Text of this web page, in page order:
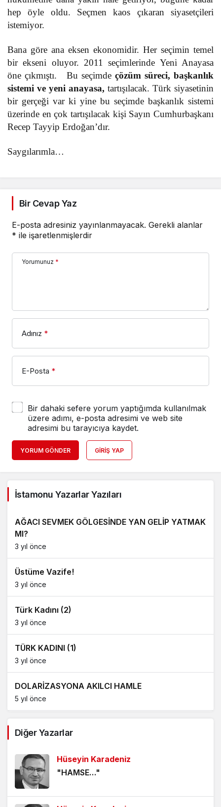
hep öyle oldu. Seçmen kaos çıkaran siyasetçileri
istemiyor.
Bana göre ana eksen ekonomidir. Her seçimin temel
bir ekseni oluyor. 2011 seçimlerinde Yeni Anayasa
öne çıkmıştı. Bu seçimdeçözüm süreci, başkanlık
sistemi ve yeni anayasa, tartışılacak. Türk siyasetinin
bir gerçeği var ki yine bu seçimde başkanlık sistemi
üzerinde en çok tartışılacak kişi Sayın Cumhurbaşkanı
Recep Tayyip Erdoğan’dır.
Saygılarımla…
Bir Cevap Yaz
E-posta adresiniz yayınlanmayacak. Gerekli alanlar
* ile işaretlenmişlerdir
Yorumunuz *
Adınız *
E-Posta *
Bir dahaki sefere yorum yaptığımda kullanılmak
üzere adımı, e-posta adresimi ve web site
adresimi bu tarayıcıya kaydet.
YORUM GÖNDER GIRIŞ YAP
İstamonu Yazarlar Yazıları
AĞACI SEVMEK GÖLGESİNDE YAN GELİP YATMAK
MI?
3 yıl önce
Üstüme Vazife!
3 yıl önce
Türk Kadını (2)
3 yıl önce
TÜRK KADINI (1)
3 yıl önce
DOLARİZASYONA AKILCI HAMLE
5 yıl önce
5 yıl önce
ÖLÜMÜ BEKLEMEK
5 yıl önce
HANGİ KAMERAYA BAKALIM?
Diğer Yazarlar
Hüseyin Karadeniz
"HAMSE…"